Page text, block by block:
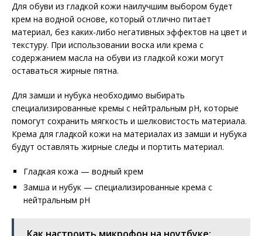
Для обуви из гладкой кожи наилучшим выбором будет
крем на водной основе, который отлично питает
материал, без каких-либо негативных эффектов на цвет и
текстуру. При использовании воска или крема с
содержанием масла на обуви из гладкой кожи могут
оставаться жирные пятна.
Для замши и нубука необходимо выбирать
специализированные кремы с нейтральным pH, которые
помогут сохранить мягкость и шелковистость материала.
Крема для гладкой кожи на материалах из замши и нубука
будут оставлять жирные следы и портить материал.
Гладкая кожа — водный крем
Замша и нубук — специализированные крема с
нейтральным pH